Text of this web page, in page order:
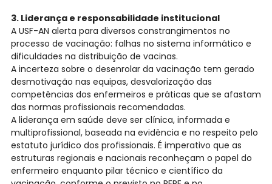
3. Liderança e responsabilidade institucional
A USF-AN alerta para diversos constrangimentos no
processo de vacinação: falhas no sistema informático e
dificuldades na distribuição de vacinas.
A incerteza sobre o desenrolar da vacinação tem gerado
desmotivação nas equipas, desvalorização das
competências dos enfermeiros e práticas que se afastam
das normas profissionais recomendadas.
A liderança em saúde deve ser clínica, informada e
multiprofissional, baseada na evidência e no respeito pelo
estatuto jurídico dos profissionais. É imperativo que as
estruturas regionais e nacionais reconheçam o papel do
enfermeiro enquanto pilar técnico e científico da